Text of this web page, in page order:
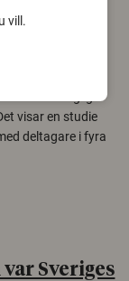
att tro på
visar en studie
deltagare i fyra
Sveriges
vill.